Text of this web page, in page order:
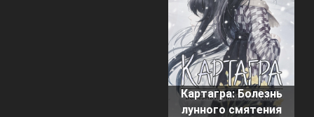
Картагра: Болезнь
лунного смятения